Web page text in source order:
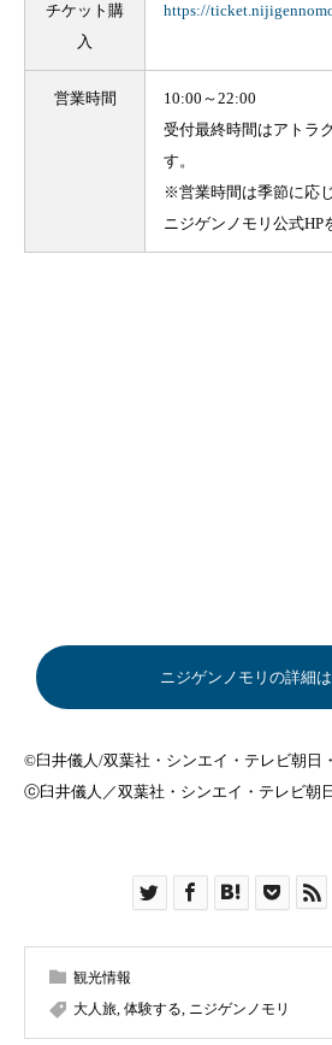
チケット購
入
https://
営業時間
10:00～22:00
受付最終時間はアトラ
す。
※営業時間は季節に応
ニジゲンノモリ公式HP
ニジゲンノモリの詳細
©臼井儀人/双葉社・シンエイ・テレビ朝日
ⓒ臼井儀人／双葉社・シンエイ・テレビ朝
観光情報
大人旅 体験する ニジゲンノモリ